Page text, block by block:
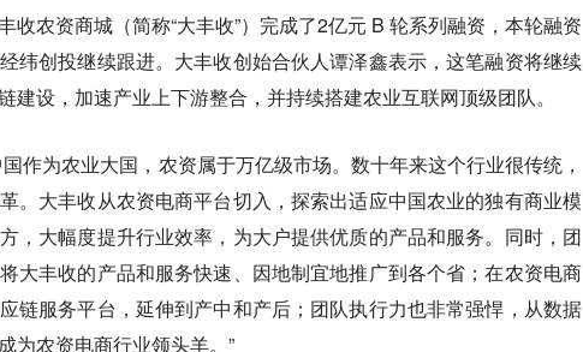
收农资商城（简称“大丰收”）完成了2亿元 B 轮系列融资，本轮融资
纬创投继续跟进。大丰收创始合伙人谭泽鑫表示，这笔融资将继续
建设，加速产业上下游整合，并持续搭建农业互联网顶级团队。
作为农业大国，农资属于万亿级市场。数十年来这个行业很传统，
。大丰收从农资电商平台切入，探索出适应中国农业的独有商业模
，大幅度提升行业效率，为大户提供优质的产品和服务。同时，团
大丰收的产品和服务快速、因地制宜地推广到各个省；在农资电商
链服务平台，延伸到产中和产后；团队执行力也非常强悍，从数据
为农资电商行业领头羊。”